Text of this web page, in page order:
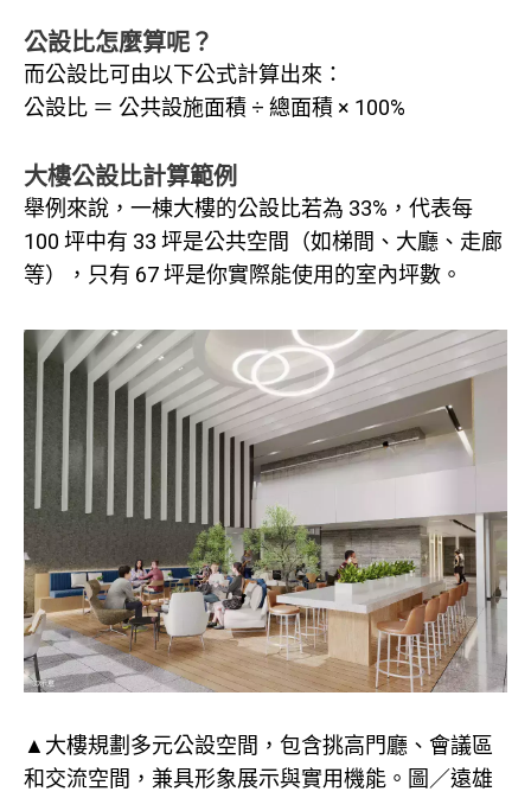
公設比怎麼算呢？
而公設比可由以下公式計算出來：
公設比 ＝ 公共設施面積 ÷ 總面積 × 100%
大樓公設比計算範例
舉例來說，一棟大樓的公設比若為 33%，代表每
100 坪中有 33 坪是公共空間（如梯間、大廳、走廊
等），只有 67 坪是你實際能使用的室內坪數。
▲大樓規劃多元公設空間，包含挑高門廳、會議區
和交流空間，兼具形象展示與實用機能。圖／遠雄